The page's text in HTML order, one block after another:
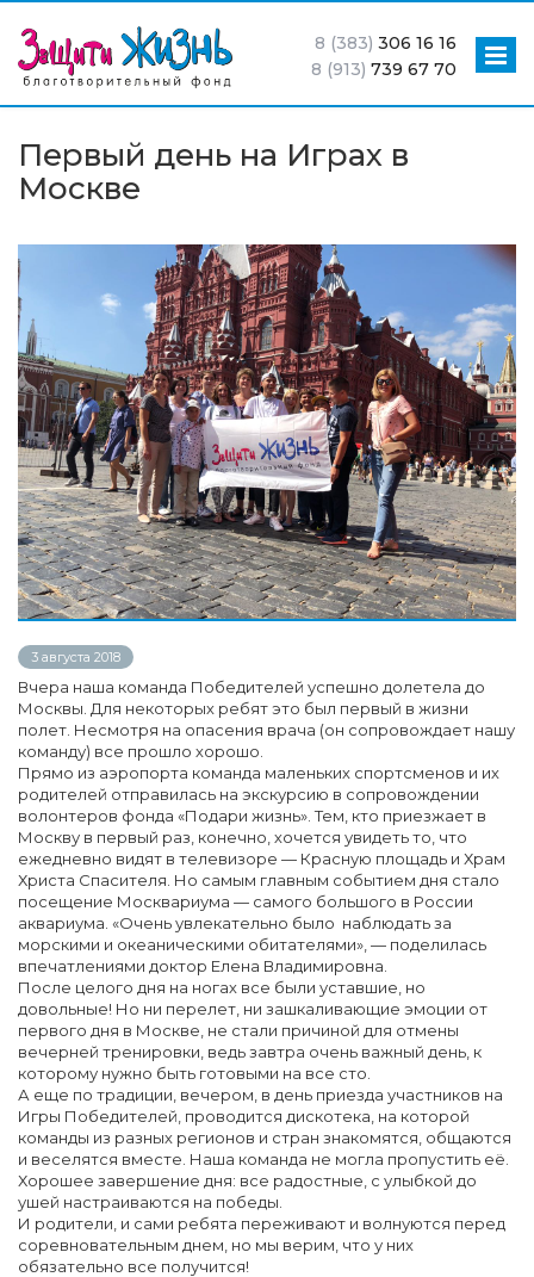
8 (383) 306 16 16
8 (913) 739 67 70
Первый день на Играх в
Москве
3 августа 2018
Вчера наша команда Победителей успешно долетела до
Москвы. Для некоторых ребят это был первый в жизни
полет. Несмотря на опасения врача (он сопровождает нашу
команду) все прошло хорошо.
Прямо из аэропорта команда маленьких спортсменов и их
родителей отправилась на экскурсию в сопровождении
волонтеров фонда «Подари жизнь». Тем, кто приезжает в
Москву в первый раз, конечно, хочется увидеть то, что
ежедневно видят в телевизоре — Красную площадь и Храм
Христа Спасителя. Но самым главным событием дня стало
посещение Москвариума — самого большого в России
аквариума. «Очень увлекательно было наблюдать за
морскими и океаническими обитателями», — поделилась
впечатлениями доктор Елена Владимировна.
После целого дня на ногах все были уставшие, но
довольные! Но ни перелет, ни зашкаливающие эмоции от
первого дня в Москве, не стали причиной для отмены
вечерней тренировки, ведь завтра очень важный день, к
которому нужно быть готовыми на все сто.
А еще по традиции, вечером, в день приезда участников на
Игры Победителей, проводится дискотека, на которой
команды из разных регионов и стран знакомятся, общаются
и веселятся вместе. Наша команда не могла пропустить её.
Хорошее завершение дня: все радостные, с улыбкой до
ушей настраиваются на победы.
И родители, и сами ребята переживают и волнуются перед
соревновательным днем, но мы верим, что у них
обязательно все получится!